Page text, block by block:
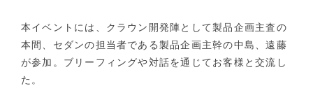
本イベントには、クラウン開発陣として製品企画主査の
本間、セダンの担当者である製品企画主幹の中島、遠藤
が参加。ブリーフィングや対話を通じてお客様と交流し
た。